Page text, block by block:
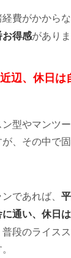
費がかからな
得感がありま
辺、休日は
型やマンツ
、その中で
であれば、
通い、休日
普段のライス